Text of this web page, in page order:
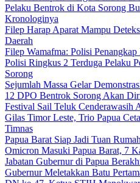
Pelaku Bentrok di Kota Sorong
Kronologinya
Filep Harap Aparat Mampu
Daerah
Filep Wamafma: Polisi
Polisi Ringkus 2 Terduga Pelaku
Sorong
Sejumlah Massa Gelar
12 DPO Bentrok Sorong Akan
Festival Sail Teluk
Gilas Timor Leste, Trio Papua
Timnas
Papua Barat Siap Jadi Tuan
Omicron Masuki Papua Barat, 7
Jabatan Gubernur di Papua
Gubernur Meletakkan Batu